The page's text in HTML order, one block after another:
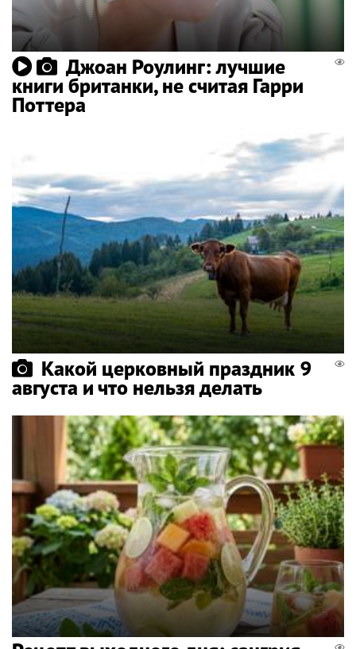
Джоан Роулинг: лучшие
книги британки, не считая Гарри
Поттера
Какой церковный праздник 9
августа и что нельзя делать